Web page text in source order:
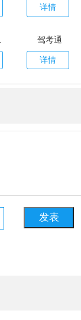
详情
驾考通
详情